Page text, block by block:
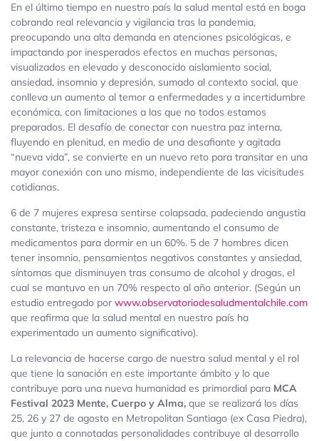
En el último tiempo en nuestro país la salud mental está en boga
cobrando real relevancia y vigilancia tras la pandemia,
preocupando una alta demanda en atenciones psicológicas, e
impactando por inesperados efectos en muchas personas,
visualizados en elevado y desconocido aislamiento social,
ansiedad, insomnio y depresión, sumado al contexto social, que
conlleva un aumento al temor a enfermedades y a incertidumbre
económica, con limitaciones a las que no todos estamos
preparados. El desafío de conectar con nuestra paz interna,
fluyendo en plenitud, en medio de una desafiante y agitada
“nueva vida”, se convierte en un nuevo reto para transitar en una
mayor conexión con uno mismo, independiente de las vicisitudes
cotidianas.
6 de 7 mujeres expresa sentirse colapsada, padeciendo angustia
constante, tristeza e insomnio, aumentando el consumo de
medicamentos para dormir en un 60%. 5 de 7 hombres dicen
tener insomnio, pensamientos negativos constantes y ansiedad,
síntomas que disminuyen tras consumo de alcohol y drogas, el
cual se mantuvo en un 70% respecto al año anterior. (Según un
estudio entregado por www.observatoriodesaludmentalchile.com
que reafirma que la salud mental en nuestro país ha
experimentado un aumento significativo).
La relevancia de hacerse cargo de nuestra salud mental y el rol
que tiene la sanación en este importante ámbito y lo que
contribuye para una nueva humanidad es primordial para MCA
Festival 2023 Mente, Cuerpo y Alma, que se realizará los días
25, 26 y 27 de agosto en Metropolitan Santiago (ex Casa Piedra),
que junto a connotadas personalidades contribuye al desarrollo